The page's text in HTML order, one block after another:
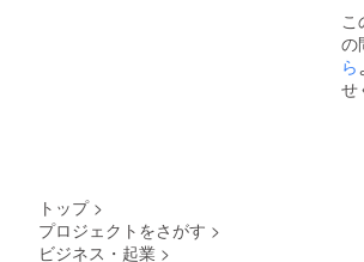
こ
の
ら
せ
トップ >
プロジェクトをさがす >
ビジネス・起業 >